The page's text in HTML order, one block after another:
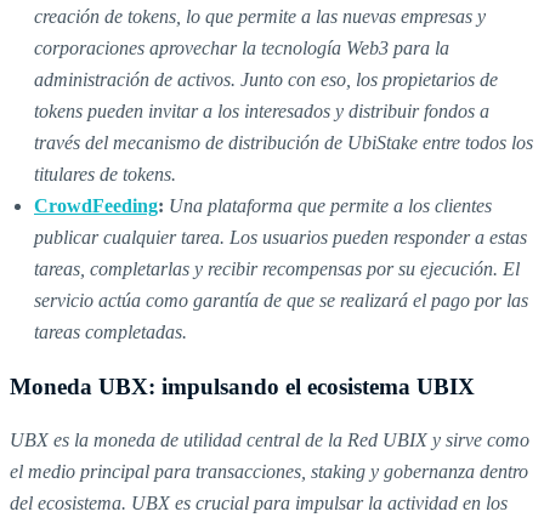
creación de tokens, lo que permite a las nuevas empresas y
corporaciones aprovechar la tecnología Web3 para la
administración de activos. Junto con eso, los propietarios de
tokens pueden invitar a los interesados y distribuir fondos a
través del mecanismo de distribución de UbiStake entre todos los
titulares de tokens.
CrowdFeeding: Una plataforma que permite a los clientes
publicar cualquier tarea. Los usuarios pueden responder a estas
tareas, completarlas y recibir recompensas por su ejecución. El
servicio actúa como garantía de que se realizará el pago por las
tareas completadas.
Moneda UBX: impulsando el ecosistema UBIX
UBX es la moneda de utilidad central de la Red UBIX y sirve como
el medio principal para transacciones, staking y gobernanza dentro
del ecosistema. UBX es crucial para impulsar la actividad en los